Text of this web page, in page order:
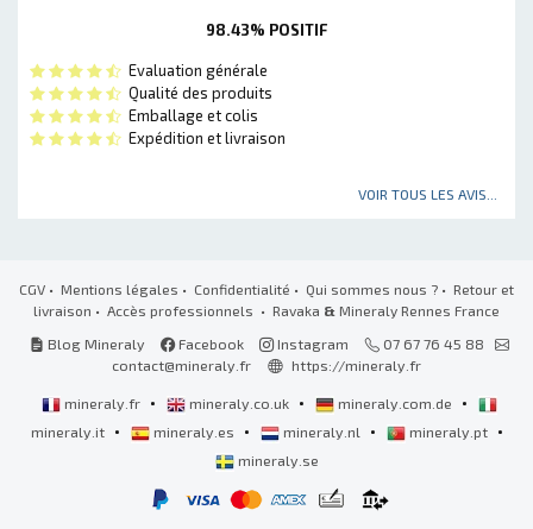
98.43% POSITIF
Evaluation générale
Qualité des produits
Emballage et colis
Expédition et livraison
VOIR TOUS LES AVIS...
CGV • Mentions légales • Confidentialité • Qui sommes nous ? • Retour et
livraison • Accès professionnels • Ravaka & Mineraly Rennes France
Blog Mineraly
Facebook Instagram
07 67 76 45 88
contact@mineraly.fr
https://mineraly.fr
mineraly.fr • mineraly.co.uk • mineraly.com.de •
mineraly.it • mineraly.es • mineraly.nl • mineraly.pt •
mineraly.se